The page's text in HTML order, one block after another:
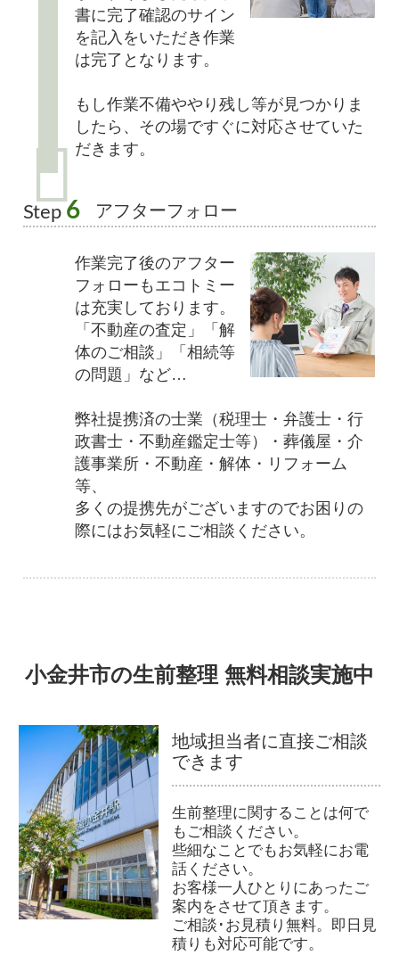
書に完了確認のサイン
を記入をいただき作業
は完了となります。
もし作業不備ややり残し等が見つかりま
したら、その場ですぐに対応させていた
だきます。
Step 6 アフターフォロー
作業完了後のアフター
フォローもエコトミー
は充実しております。
「不動産の査定」「解
体のご相談」「相続等
の問題」など…
弊社提携済の士業（税理士・弁護士・行
政書士・不動産鑑定士等）・葬儀屋・介
護事業所・不動産・解体・リフォーム
等、
多くの提携先がございますのでお困りの
際にはお気軽にご相談ください。
小金井市の生前整理 無料相談実施中
地域担当者に直接ご相談
できます
生前整理に関することは何で
もご相談ください。
些細なことでもお気軽にお電
話ください。
お客様一人ひとりにあったご
案内をさせて頂きます。
ご相談･お見積り無料。即日見
積りも対応可能です。